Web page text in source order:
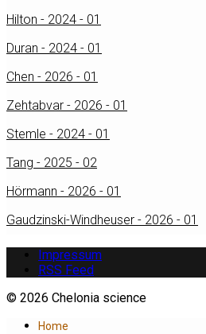
Hilton - 2024 - 01
Duran - 2024 - 01
Chen - 2026 - 01
Zehtabvar - 2026 - 01
Stemle - 2024 - 01
Tang - 2025 - 02
Hörmann - 2026 - 01
Gaudzinski-Windheuser - 2026 - 01
Impressum
RSS Feed
© 2026 Chelonia science
Home